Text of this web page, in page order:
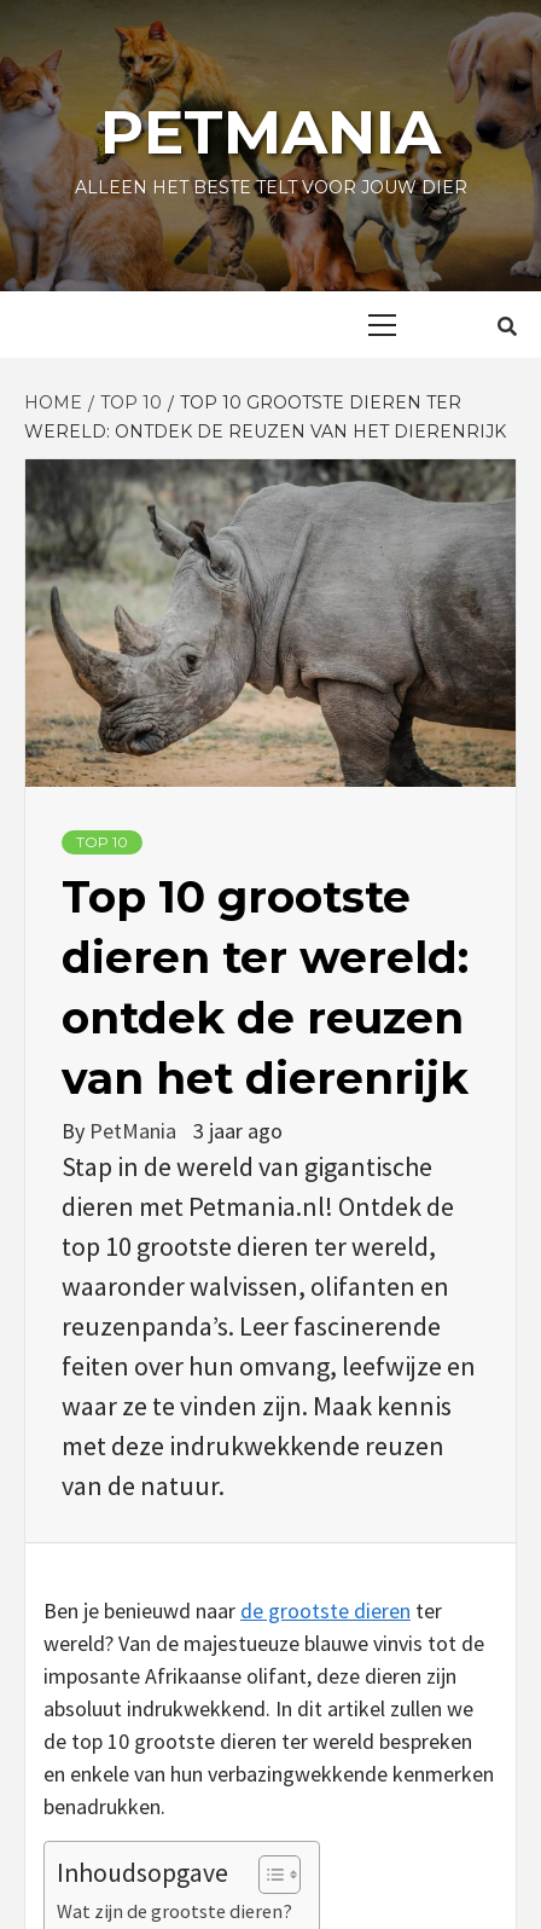
content
PETMANIA
ALLEEN HET BESTE TELT VOOR JOUW DIER
HOME TOP 10
TOP 10 GROOTSTE DIEREN TER
WERELD: ONTDEK DE REUZEN VAN HET DIERENRIJK
TOP 10
Top 10 grootste
dieren ter wereld:
ontdek de reuzen
van het dierenrijk
By PetMania 3 jaar ago
Stap in de wereld van gigantische
dieren met Petmania.nl! Ontdek de
top 10 grootste dieren ter wereld,
waaronder walvissen, olifanten en
reuzenpanda’s. Leer fascinerende
feiten over hun omvang, leefwijze en
waar ze te vinden zijn. Maak kennis
met deze indrukwekkende reuzen
van de natuur.
Ben je benieuwd naar de grootste dieren ter
wereld? Van de majestueuze blauwe vinvis tot de
imposante Afrikaanse olifant, deze dieren zijn
absoluut indrukwekkend. In dit artikel zullen we
de top 10 grootste dieren ter wereld bespreken
en enkele van hun verbazingwekkende kenmerken
benadrukken.
Inhoudsopgave
Wat zijn de grootste dieren?